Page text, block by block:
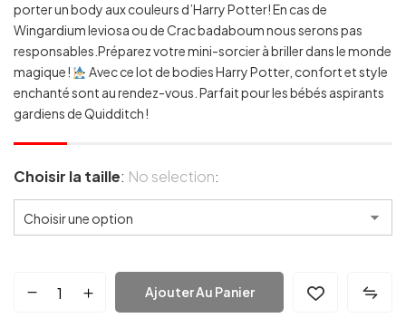
porter un body aux couleurs d’Harry Potter! En cas de
Wingardium leviosa ou de Crac badaboum nous serons pas
responsables.Préparez votre mini-sorcier à briller dans le monde
magique !
Avec ce lot de bodies Harry Potter, confort et style
enchanté sont au rendez-vous. Parfait pour les bébés aspirants
gardiens de Quidditch !
Choisir la taille: No selection
Ajouter Au Panier